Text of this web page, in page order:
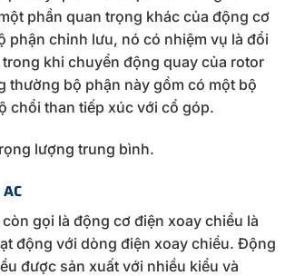
phần quan trọng khác của động cơ
phận chỉnh lưu, nó có nhiệm vụ là đổi
khi chuyển động quay của rotor
thường bộ phận này gồm có một bộ
chổi than tiếp xúc với cổ góp.
lượng trung bình.
gọi là động cơ điện xoay chiều là
động với dòng điện xoay chiều. Động
được sản xuất với nhiều kiểu và